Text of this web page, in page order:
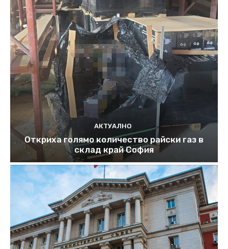
АКТУАЛНО
Откриха голямо количество райски газ в
склад край София